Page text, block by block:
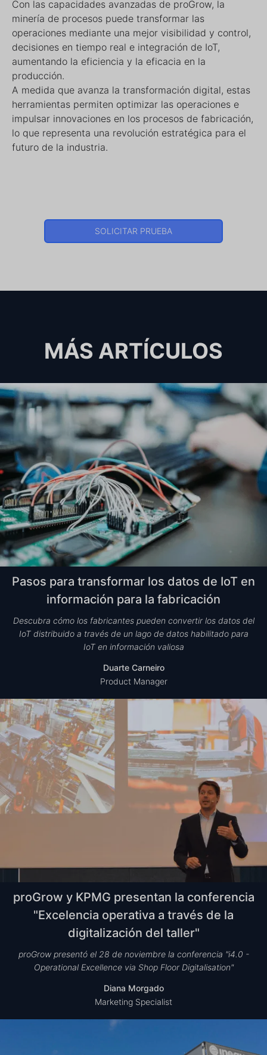
Con las capacidades avanzadas de proGrow, la
minería de procesos puede transformar las
operaciones mediante una mejor visibilidad y control,
decisiones en tiempo real e integración de IoT,
aumentando la eficiencia y la eficacia en la
producción.
A medida que avanza la transformación digital, estas
herramientas permiten optimizar las operaciones e
impulsar innovaciones en los procesos de fabricación,
lo que representa una revolución estratégica para el
futuro de la industria.
SOLICITAR PRUEBA
MÁS ARTÍCULOS
Pasos para transformar los datos de IoT en
información para la fabricación
Descubra cómo los fabricantes pueden convertir los datos del
IoT distribuido a través de un lago de datos habilitado para
IoT en información valiosa
Duarte Carneiro
Product Manager
proGrow y KPMG presentan la conferencia
"Excelencia operativa a través de la
digitalización del taller"
proGrow presentó el 28 de noviembre la conferencia "i4.0 -
Operational Excellence via Shop Floor Digitalisation"
Diana Morgado
Marketing Specialist